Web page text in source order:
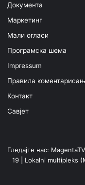
Документа
Маркетинг
Мали огласи
Програмска шема
Impressum
Правила
Контакт
Савјет
Гледајте нас:
19 | Lokalni multipleks